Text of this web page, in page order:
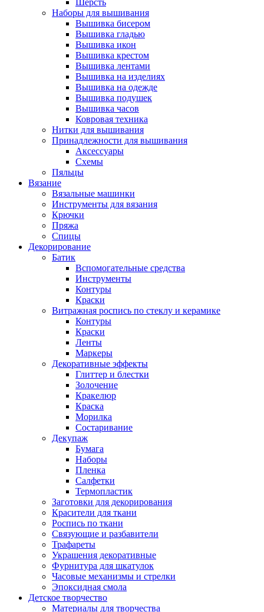
Шерсть
Наборы для вышивания
Вышивка бисером
Вышивка гладью
Вышивка икон
Вышивка крестом
Вышивка лентами
Вышивка на изделиях
Вышивка на одежде
Вышивка подушек
Вышивка часов
Ковровая техника
Нитки для вышивания
Принадлежности для вышивания
Аксессуары
Схемы
Пяльцы
Вязание
Вязальные машинки
Инструменты для вязания
Крючки
Пряжа
Спицы
Декорирование
Батик
Вспомогательные средства
Инструменты
Контуры
Краски
Витражная роспись по стеклу и керамике
Контуры
Краски
Ленты
Маркеры
Декоративные эффекты
Глиттер и блестки
Золочение
Кракелюр
Краска
Морилка
Состаривание
Декупаж
Бумага
Наборы
Пленка
Салфетки
Термопластик
Заготовки для декорирования
Красители для ткани
Роспись по ткани
Связующие и разбавители
Трафареты
Украшения декоративные
Фурнитура для шкатулок
Часовые механизмы и стрелки
Эпоксидная смола
Детское творчество
Материалы для творчества